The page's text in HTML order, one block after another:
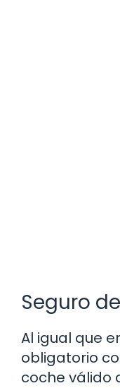
Seguro
Al igual que
obligatorio
coche válido